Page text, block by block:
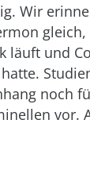
Wir
läuft und
noch
vor.